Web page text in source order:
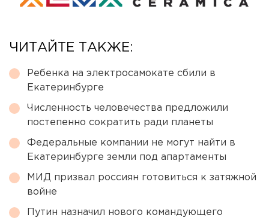
ЧИТАЙТЕ ТАКЖЕ:
Ребенка на электросамокате сбили в
Екатеринбурге
Численность человечества предложили
постепенно сократить ради планеты
Федеральные компании не могут найти в
Екатеринбурге земли под апартаменты
МИД призвал россиян готовиться к затяжной
войне
Путин назначил нового командующего